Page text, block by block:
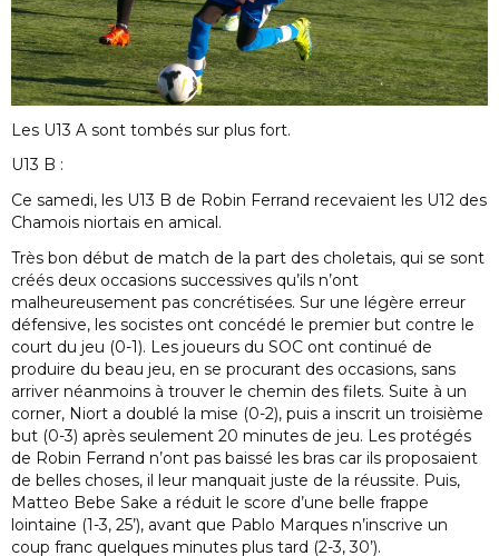
Les U13 A sont tombés sur plus fort.
U13 B :
Ce samedi, les U13 B de Robin Ferrand recevaient les U12 des
Chamois niortais en amical.
Très bon début de match de la part des choletais, qui se sont
créés deux occasions successives qu’ils n’ont
malheureusement pas concrétisées. Sur une légère erreur
défensive, les socistes ont concédé le premier but contre le
court du jeu (0-1). Les joueurs du SOC ont continué de
produire du beau jeu, en se procurant des occasions, sans
arriver néanmoins à trouver le chemin des filets. Suite à un
corner, Niort a doublé la mise (0-2), puis a inscrit un troisième
but (0-3) après seulement 20 minutes de jeu. Les protégés
de Robin Ferrand n’ont pas baissé les bras car ils proposaient
de belles choses, il leur manquait juste de la réussite. Puis,
Matteo Bebe Sake a réduit le score d’une belle frappe
lointaine (1-3, 25’), avant que Pablo Marques n’inscrive un
coup franc quelques minutes plus tard (2-3, 30’).